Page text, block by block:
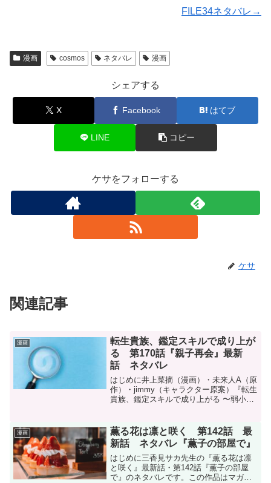
FILE34ネタバレ→
漫画 cosmos ネタバレ 漫画
シェアする
X Facebook はてブ
LINE コピー
ケサをフォローする
ケサ
関連記事
漫画
転生貴族、鑑定スキルで成り上が
る 第170話『親子再会』最新
話 ネタバレ
はじめに井上菜摘（漫画）・未来人A（原
作）・jimmy（キャラクター原案）『転生
貴族、鑑定スキルで成り上がる 〜弱小領
170話『親子再会』のネタバレです。転生
貴族、鑑定...
漫画
薫る花は凛と咲く 第142話 最
新話 ネタバレ『薫子の部屋で』
はじめに三香見サカ先生の『薫る花は凛
と咲く』最新話・第142話『薫子の部屋
で』のネタバレです。この作品はマガポ